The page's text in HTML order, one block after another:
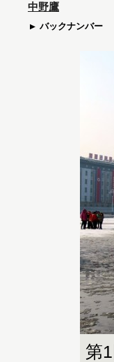
中野鷹
バックナンバー
第